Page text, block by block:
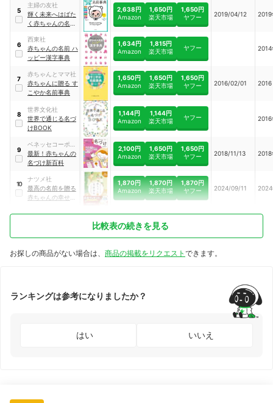
5
主婦の友社
輝く未来へはばた
く赤ちゃんの名前
2,638円
Amazon
1,650円
楽天市場
1,650円
ヤフー
2019/04/12 2019
6
西東社
赤ちゃんの名前 ハ
ッピー漢字事典
1,634円
Amazon
1,815円
楽天市場
ヤフー 2014
7
赤ちゃんとママ社
赤ちゃんに贈る す
こやか名前事典
1,650円
Amazon
1,650円
楽天市場
1,650円
ヤフー
2016/02/01 2016
8
世界文化社
世界で通じる名づ
けBOOK
1,144円
Amazon
1,144円
楽天市場
ヤフー 2016
9
ベネッセコーポレ
ーション
最新！赤ちゃんの
名づけ新百科
2,100円
Amazon
1,650円
楽天市場
1,650円
ヤフー
2018/11/13 2018
10
ナツメ社
最高の名前を贈る
赤ちゃんの幸せ名
1,870円
Amazon
1,870円
楽天市場
1,870円
ヤフー
2024/09/11
比較表の続きを見る
お探しの商品がない場合は、 商品の掲載をリクエスト できます。
ランキングは参考になりましたか？
はい いいえ